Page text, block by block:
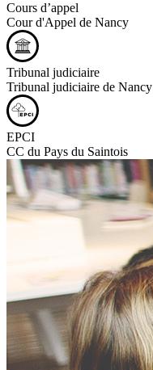
Cours d’appel
Cour d'Appel de Nancy
Tribunal judiciaire
Tribunal judiciaire de Nancy
EPCI
CC du Pays du Saintois